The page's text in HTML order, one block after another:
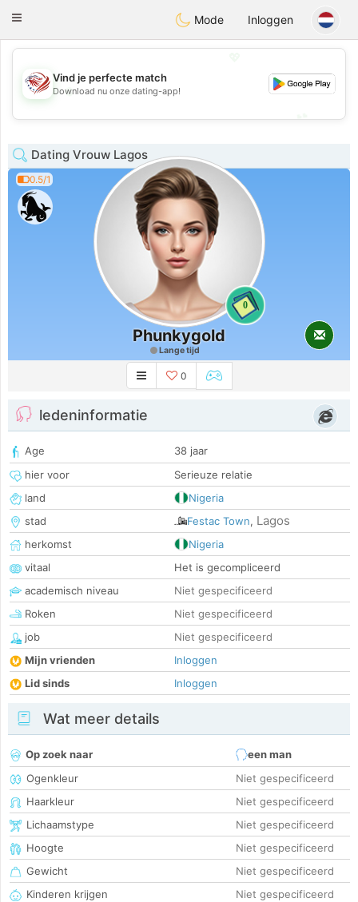
StatesDating
Toggle
Mode Inloggen
💖
💕
Vind je perfecte match
Download nu onze dating-app!
Dating Vrouw Lagos
0.5/1
0
Phunkygold
Lange tijd
0
ledeninformatie
Age
38 jaar
hier voor
Serieuze relatie
land
Nigeria
stad
Festac Town, Lagos
herkomst
Nigeria
vitaal
Het is gecompliceerd
academisch niveau
Niet gespecificeerd
Roken
Niet gespecificeerd
job
Niet gespecificeerd
Mijn vrienden
Inloggen
Lid sinds
Inloggen
Wat meer details
Op zoek naar
een man
Ogenkleur
Niet gespecificeerd
Haarkleur
Niet gespecificeerd
Lichaamstype
Niet gespecificeerd
Hoogte
Niet gespecificeerd
Gewicht
Niet gespecificeerd
Kinderen krijgen
Niet gespecificeerd